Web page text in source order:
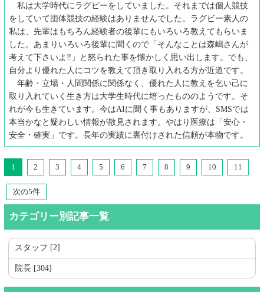
私は大学時代にラグビーをしていました。それまでは個人競技
をしていて団体競技の経験はありませんでした。ラグビー素人の
私は、先輩はもちろん経験者の後輩にもいろいろ教えてもらいま
した。あまりいろいろ後輩に聞くので「そんなことは森嶋さんが
考えて下さいよ‼︎」と怒られた事を懐かしく思い出します。でも、
自分より優れた人にコツを教えて頂き取り入れる方が近道です。
年齢・立場・人間関係に関係なく、優れた人に教えを乞い己に
取り入れていく生き方は大学生時代に培ったもののようです。そ
れが今も生きています。今はAIに聞く事もありますが、SMSでは
本当かなと疑わしい情報が散見されます。やはり医療は「安心・
安全・確実」です。長年の実績に裏付けされた信頼が本物です。
1 2 3 4 5 6 7 8 9 10 11
次の5件
カテゴリー別記事一覧
スタッフ [2]
院長 [304]